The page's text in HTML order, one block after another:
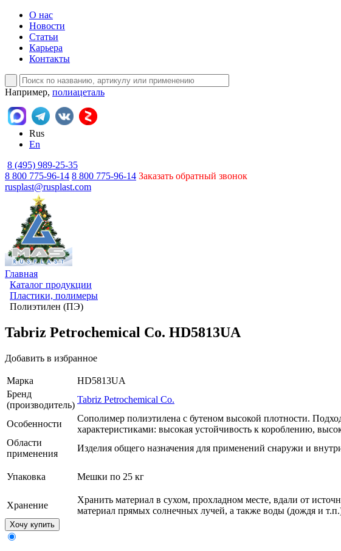
О нас
Новости
Статьи
Карьера
Контакты
Например, полиацеталь
Rus
En
8 (495) 989-25-35
8 800 775-96-14 8 800 775-96-14 Заказать обратный звонок
rusplast@rusplast.com
Главная
Каталог продукции
Пластики, полимеры
Полиэтилен (ПЭ)
Tabriz Petrochemical Co. HD5813UA
Добавить в избранное
Марка
HD5813UA
Бренд
(производитель)
Tabriz Petrochemical Co.
Особенности
Сополимер полиэтилена с бутеном высокой плотности.
характеристиками: высокая устойчивость к короблению,
Области
применения
Изделия общего назначения для применений снаружи и
Упаковка Мешки по 25 кг
Хранение
Хранить материал в сухом, прохладном месте, вдали от
материал прямых солнечных лучей, а также воды (дождя и
Хочу купить